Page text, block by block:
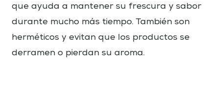
que ayuda a mantener su frescura y sabor
durante mucho más tiempo. También son
herméticos y evitan que los productos se
derramen o pierdan su aroma.